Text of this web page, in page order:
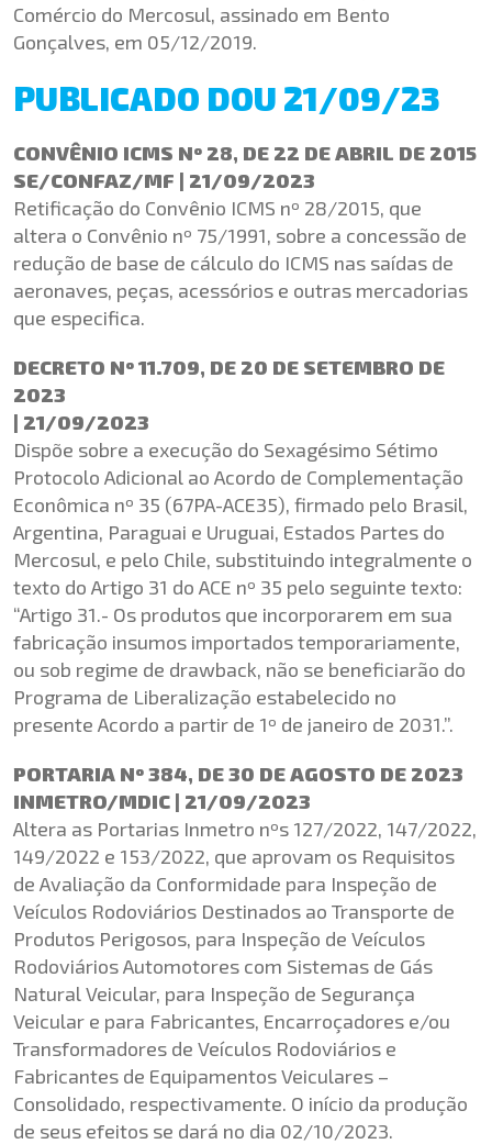
Comércio do Mercosul, assinado em Bento
Gonçalves, em 05/12/2019.
PUBLICADO DOU 21/09/23
CONVÊNIO ICMS Nº 28, DE 22 DE ABRIL DE 2015
SE/CONFAZ/MF | 21/09/2023
Retificação do Convênio ICMS nº 28/2015, que
altera o Convênio nº 75/1991, sobre a concessão de
redução de base de cálculo do ICMS nas saídas de
aeronaves, peças, acessórios e outras mercadorias
que especifica.
DECRETO Nº 11.709, DE 20 DE SETEMBRO DE
2023
| 21/09/2023
Dispõe sobre a execução do Sexagésimo Sétimo
Protocolo Adicional ao Acordo de Complementação
Econômica nº 35 (67PA-ACE35), firmado pelo Brasil,
Argentina, Paraguai e Uruguai, Estados Partes do
Mercosul, e pelo Chile, substituindo integralmente o
texto do Artigo 31 do ACE nº 35 pelo seguinte texto:
“Artigo 31.- Os produtos que incorporarem em sua
fabricação insumos importados temporariamente,
ou sob regime de drawback, não se beneficiarão do
Programa de Liberalização estabelecido no
presente Acordo a partir de 1º de janeiro de 2031.”.
PORTARIA Nº 384, DE 30 DE AGOSTO DE 2023
INMETRO/MDIC | 21/09/2023
Altera as Portarias Inmetro nºs 127/2022, 147/2022,
149/2022 e 153/2022, que aprovam os Requisitos
de Avaliação da Conformidade para Inspeção de
Veículos Rodoviários Destinados ao Transporte de
Produtos Perigosos, para Inspeção de Veículos
Rodoviários Automotores com Sistemas de Gás
Natural Veicular, para Inspeção de Segurança
Veicular e para Fabricantes, Encarroçadores e/ou
Transformadores de Veículos Rodoviários e
Fabricantes de Equipamentos Veiculares –
Consolidado, respectivamente. O início da produção
de seus efeitos se dará no dia 02/10/2023.